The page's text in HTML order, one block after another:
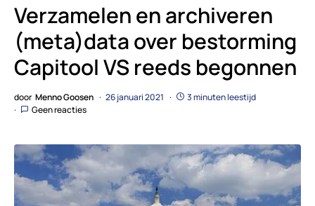
Verzamelen en archiveren
(meta)data over bestorming
Capitool VS reeds begonnen
door Menno Goosen 26 januari 2021
3 minuten leestijd
Geen reacties